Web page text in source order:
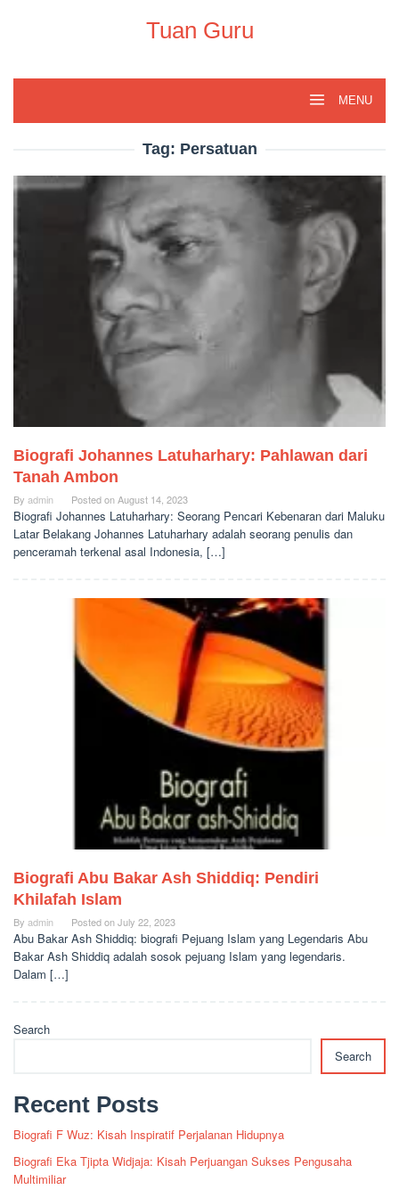
Tuan Guru
MENU
Tag: Persatuan
Biografi Johannes Latuharhary: Pahlawan dari
Tanah Ambon
By admin Posted onAugust 14, 2023
Biografi Johannes Latuharhary: Seorang Pencari Kebenaran dari Maluku
Latar Belakang Johannes Latuharhary adalah seorang penulis dan
penceramah terkenal asal Indonesia, […]
Biografi Abu Bakar Ash Shiddiq: Pendiri
Khilafah Islam
By admin Posted onJuly 22, 2023
Abu Bakar Ash Shiddiq: biografi Pejuang Islam yang Legendaris Abu
Bakar Ash Shiddiq adalah sosok pejuang Islam yang legendaris.
Dalam […]
Search
Search
Recent Posts
Biografi F Wuz: Kisah Inspiratif Perjalanan Hidupnya
Biografi Eka Tjipta Widjaja: Kisah Perjuangan Sukses Pengusaha
Multimiliar